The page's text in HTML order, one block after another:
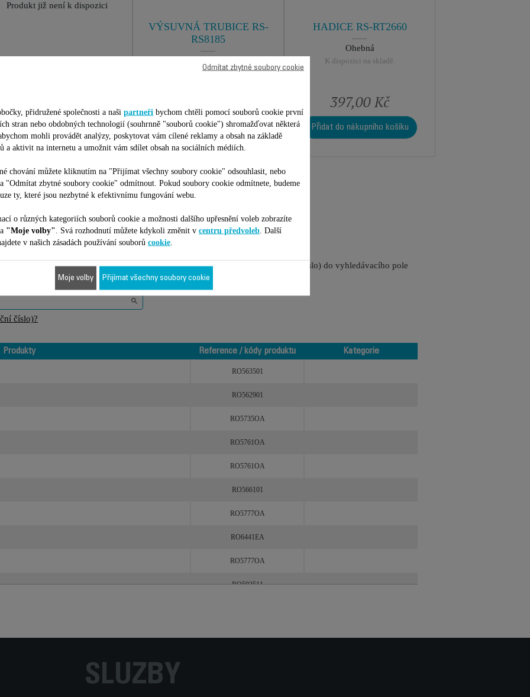
Produkt již není k dispozici
VÝSUVNÁ TRUBICE RS-
RS8185
K dispozici na skladě.
Přidat do nákupního košíku
HADICE RS-RT2660
Ohebná
K dispozici na skladě.
397,00 Kč
Přidat do nákupního košíku
Je vhodné pro 34 produktů
s vaším zařízením/produktem. Zadejte prosím kód vašeho produktu (referenční číslo) do vyhledávacího pole
číslo)?
Produkty Reference / kódy produktu
Kategorie
RO563501
RO562901
RO5735OA
RO5761OA
RO5761OA
RO566101
RO5777OA
RO6441EA
RO5777OA
RO592511
SLUŽBY
přidružené společnosti a naši partneři bychom chtěli pomocí souborů cookie první
stran nebo obdobných technologií (souhrnně "souborů cookie") shromažďovat některá
abychom mohli provádět analýzy, poskytovat vám cílené reklamy a obsah na základě
a aktivit na internetu a umožnit vám sdílet obsah na sociálních médiích.
chování můžete kliknutím na "Přijímat všechny soubory cookie" odsouhlasit, nebo
"Odmítat zbytné soubory cookie" odmítnout. Pokud soubory cookie odmítnete, budeme
ty, které jsou nezbytné k efektivnímu fungování webu.
o různých kategoriích souborů cookie a možnosti dalšího upřesnění voleb zobrazíte
"Moje volby" . Svá rozhodnutí můžete kdykoli změnit v centru předvoleb . Další
v našich zásadách používání souborů cookie
Odmítat zbytné soubory cookie
Moje volby Přijímat všechny soubory cookie